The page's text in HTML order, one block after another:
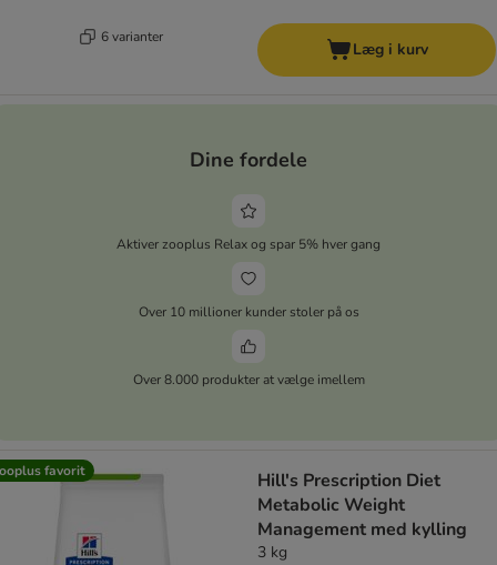
6 varianter
Læg i kurv
Dine fordele
Aktiver zooplus Relax og spar 5% hver gang
Over 10 millioner kunder stoler på os
Over 8.000 produkter at vælge imellem
favorit
Hill's Prescription Diet
Metabolic Weight
Management med kylling
3 kg